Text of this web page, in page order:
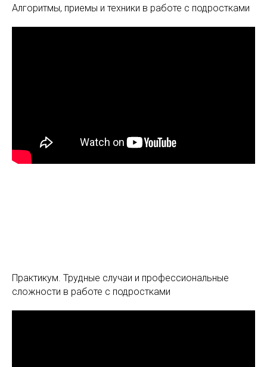
Алгоритмы, приемы и техники в работе с подростками
Практикум. Трудные случаи и профессиональные
сложности в работе с подростками